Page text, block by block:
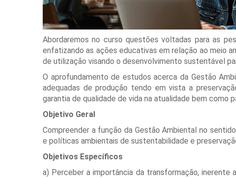
Abordaremos no curso questões voltadas para as
enfatizando as ações educativas em relação ao meio
de utilização visando o desenvolvimento sustentável
O aprofundamento de estudos acerca da Gestão
adequadas de produção tendo em vista a
garantia de qualidade de vida na atualidade bem como
Objetivo Geral
Compreender a função da Gestão Ambiental no
e políticas ambientais de sustentabilidade e
Objetivos Específicos
a) Perceber a importância da transformação, inerente